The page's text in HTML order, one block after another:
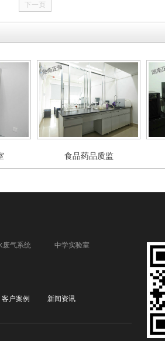
下一页
食品药品质监
废气系统
中学实验室
客户案例
新闻资讯